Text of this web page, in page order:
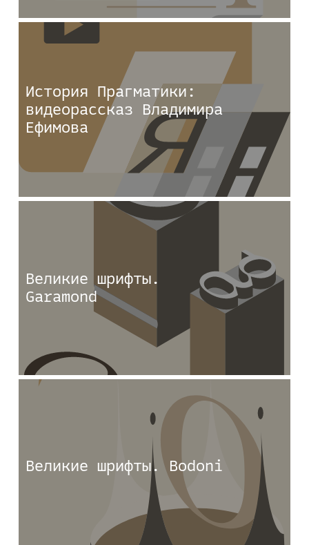
История Прагматики:
видеорассказ Владимира
Ефимова
Великие шрифты.
Garamond
Великие шрифты. Bodoni